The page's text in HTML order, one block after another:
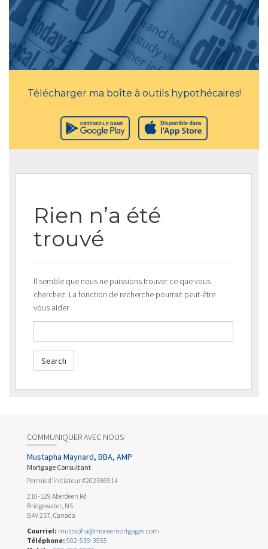
Télécharger ma boîte à outils hypothécaires!
Rien n’a été
trouvé
Il semble que nous ne puissions trouver ce que vous
cherchez. La fonction de recherche pourrait peut-être
vous aider.
COMMUNIQUER AVEC NOUS
Mustapha Maynard, BBA, AMP
Mortgage Consultant
Permis d’initiateur #202386914
210-129 Aberdeen Rd
Bridgewater, NS
B4V 2S7, Canada
Courriel: mustapha@moosemortgages.com
Téléphone: 902-530-3555